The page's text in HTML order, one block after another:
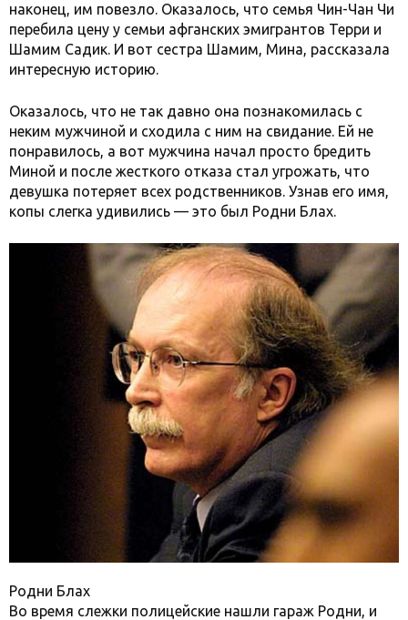
наконец, им повезло. Оказалось, что семья Чин-Чан Чи
перебила цену у семьи афганских эмигрантов Терри и
Шамим Садик. И вот сестра Шамим, Мина, рассказала
интересную историю.
Оказалось, что не так давно она познакомилась с
неким мужчиной и сходила с ним на свидание. Ей не
понравилось, а вот мужчина начал просто бредить
Миной и после жесткого отказа стал угрожать, что
девушка потеряет всех родственников. Узнав его имя,
копы слегка удивились — это был Родни Блах.
Родни Блах
Во время слежки полицейские нашли гараж Родни, и